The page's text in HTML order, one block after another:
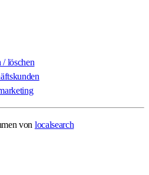
/ löschen
von localsearch